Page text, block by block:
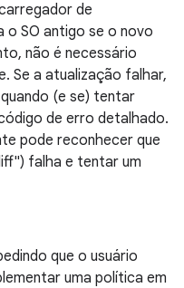
de
o SO antigo se o novo
não é necessário
Se a atualização falhar,
(e se) tentar
de erro detalhado.
pode reconhecer que
falha e tentar um
que o usuário
uma política em